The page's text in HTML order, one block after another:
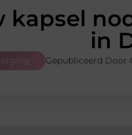
kapsel
in
Gepubliceerd Door